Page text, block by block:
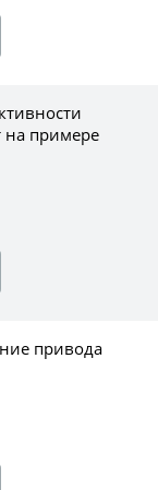
на примере
привода